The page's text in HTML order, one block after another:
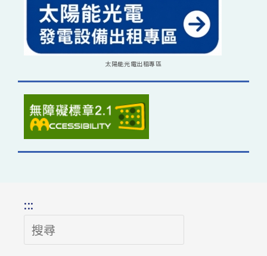
太陽能光電出租專區
:::
搜
尋